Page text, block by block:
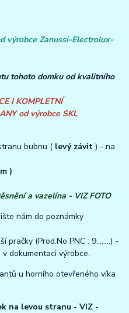
výrobce Zanussi-Electrolux-
tohoto domku od kvalitního
I KOMPLETNÍ
od výrobce SKL
bubnu ( levý závit ) - na
)
a vazelína - VIZ FOTO
nám do poznámky
(Prod.No PNC : 9........) -
dokumentaci výrobce.
u horního otevřeného víka
na levou stranu - VIZ -